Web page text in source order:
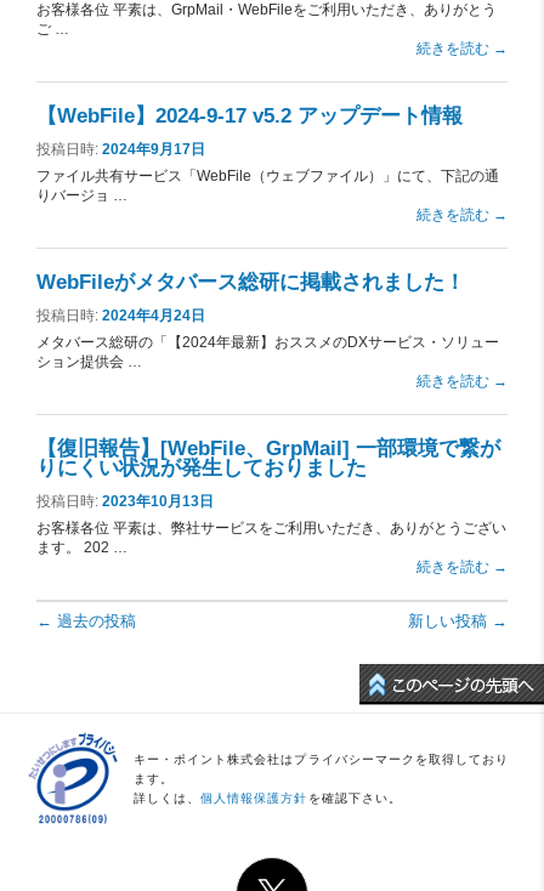
お客様各位 平素は、GrpMail・WebFileをご利用いただき、ありがとう
ご …
続きを読む →
【WebFile】2024-9-17 v5.2 アップデート情報
投稿日時: 2024年9月17日
ファイル共有サービス「WebFile（ウェブファイル）」にて、下記の通
りバージョ …
続きを読む →
WebFileがメタバース総研に掲載されました！
投稿日時: 2024年4月24日
メタバース総研の「【2024年最新】おススメのDXサービス・ソリュー
ション提供会 …
続きを読む →
【復旧報告】[WebFile、GrpMail] 一部環境で繋が
りにくい状況が発生しておりました
投稿日時: 2023年10月13日
お客様各位 平素は、弊社サービスをご利用いただき、ありがとうござい
ます。 202 …
続きを読む →
投稿ナビゲーション
← 過去の投稿 新しい投稿 →
キー・ポイント株式会社はプライバシーマークを取得しており
ます。
詳しくは、個人情報保護方針 を確認下さい。